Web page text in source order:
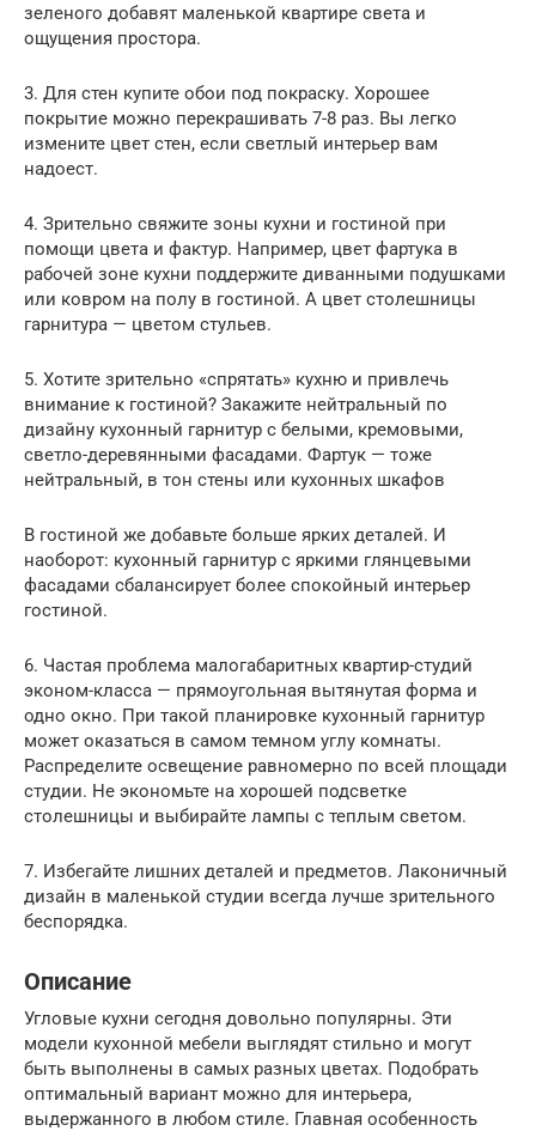
зеленого добавят маленькой квартире света и
ощущения простора.
3. Для стен купите обои под покраску. Хорошее
покрытие можно перекрашивать 7-8 раз. Вы легко
измените цвет стен, если светлый интерьер вам
надоест.
4. Зрительно свяжите зоны кухни и гостиной при
помощи цвета и фактур. Например, цвет фартука в
рабочей зоне кухни поддержите диванными подушками
или ковром на полу в гостиной. А цвет столешницы
гарнитура — цветом стульев.
5. Хотите зрительно «спрятать» кухню и привлечь
внимание к гостиной? Закажите нейтральный по
дизайну кухонный гарнитур с белыми, кремовыми,
светло-деревянными фасадами. Фартук — тоже
нейтральный, в тон стены или кухонных шкафов
В гостиной же добавьте больше ярких деталей. И
наоборот: кухонный гарнитур с яркими глянцевыми
фасадами сбалансирует более спокойный интерьер
гостиной.
6. Частая проблема малогабаритных квартир-студий
эконом-класса — прямоугольная вытянутая форма и
одно окно. При такой планировке кухонный гарнитур
может оказаться в самом темном углу комнаты.
Распределите освещение равномерно по всей площади
студии. Не экономьте на хорошей подсветке
столешницы и выбирайте лампы с теплым светом.
7. Избегайте лишних деталей и предметов. Лаконичный
дизайн в маленькой студии всегда лучше зрительного
беспорядка.
Описание
Угловые кухни сегодня довольно популярны. Эти
модели кухонной мебели выглядят стильно и могут
быть выполнены в самых разных цветах. Подобрать
оптимальный вариант можно для интерьера,
выдержанного в любом стиле. Главная особенность